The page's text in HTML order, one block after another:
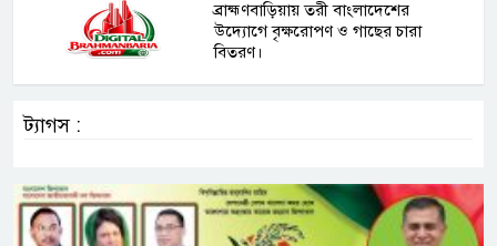
ব্রাহ্মণবাড়িয়ায় তরী বাংলাদেশের
উদ্যোগে বৃক্ষরোপণ ও গাছের চারা
বিতরণ।
ট্যাগস :